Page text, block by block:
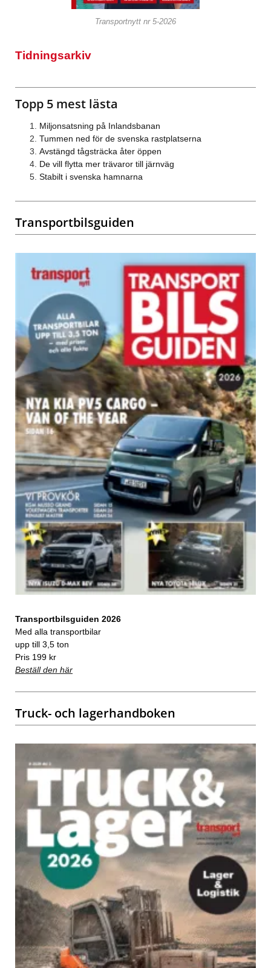
Transportnytt nr 5-2026
Tidningsarkiv
Topp 5 mest lästa
Miljonsatsning på Inlandsbanan
Tummen ned för de svenska rastplatserna
Avstängd tågsträcka åter öppen
De vill flytta mer trävaror till järnväg
Stabilt i svenska hamnarna
Transportbilsguiden
Transportbilsguiden 2026
Med alla transportbilar
upp till 3,5 ton
Pris 199 kr
Beställ den här
Truck- och lagerhandboken